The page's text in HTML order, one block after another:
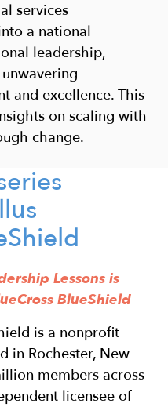
services
a national
leadership,
and excellence. This
on scaling with
change.
Lessons is
BlueShield
is a nonprofit
in Rochester, New
members across
licensee of